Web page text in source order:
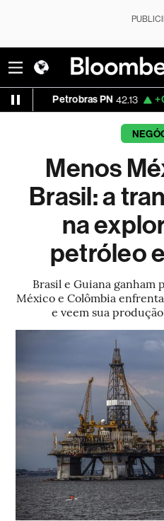
42.13 +0.48% Vale
Menos
Brasil: a
na
petróleo
Brasil e Guiana ganham
México e Colômbia
e veem sua